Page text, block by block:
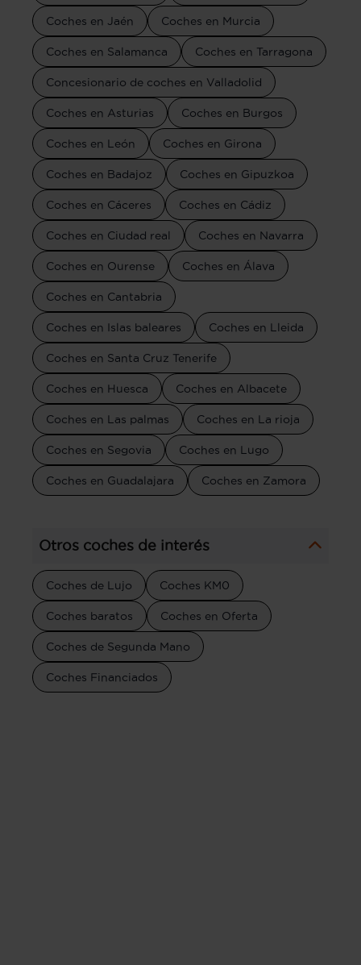
Coches en Jaén Coches en Murcia
Coches en Salamanca Coches en Tarragona
Concesionario de coches en Valladolid
Coches en Asturias Coches en Burgos
Coches en León Coches en Girona
Coches en Badajoz Coches en Gipuzkoa
Coches en Cáceres Coches en Cádiz
Coches en Ciudad real Coches en Navarra
Coches en Ourense Coches en Álava
Coches en Cantabria
Coches en Islas baleares Coches en Lleida
Coches en Santa Cruz Tenerife
Coches en Huesca Coches en Albacete
Coches en Las palmas Coches en La rioja
Coches en Segovia Coches en Lugo
Coches en Guadalajara Coches en Zamora
Otros coches de interés
Coches de Lujo Coches KM0
Coches baratos Coches en Oferta
Coches de Segunda Mano
Coches Financiados